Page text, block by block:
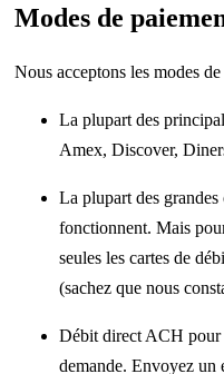
Modes de
Nous acceptons les modes
La plupart des
Amex, Discover,
La plupart des
fonctionnent. Mais
seules les cartes de
(sachez que nous
Débit direct ACH pour
demande. Envoyez un